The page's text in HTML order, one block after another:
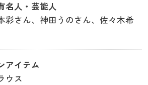
名人・芸能人
彩さん、神田うのさん、佐々木希
アイテム
ウス